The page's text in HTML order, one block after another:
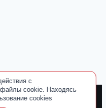
с
cookie. Находясь
cookies